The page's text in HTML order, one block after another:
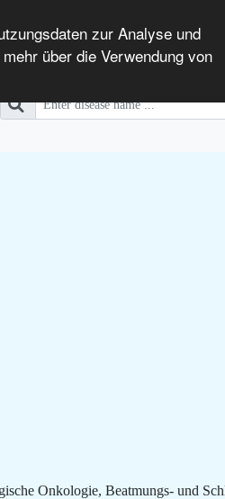
zur Analyse und
über die Verwendung von
Onkologie, Beatmungs- und